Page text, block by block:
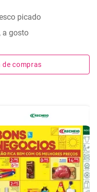
picado
a gosto
compras